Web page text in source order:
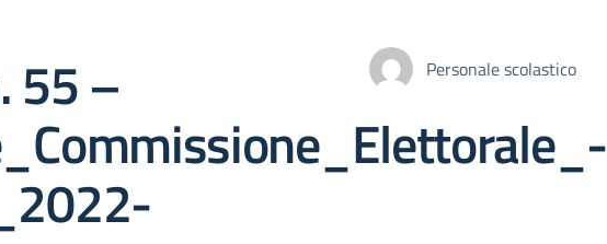
55 – Personale scolastico